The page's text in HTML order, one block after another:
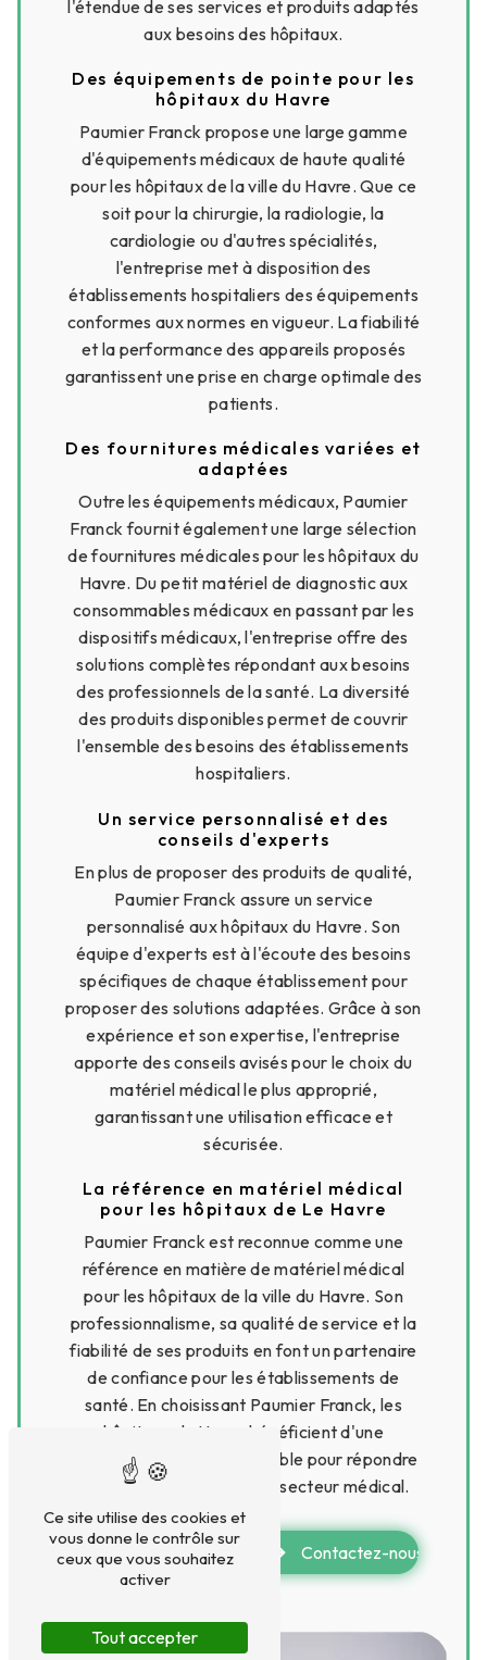
l'étendue de ses services et produits adaptés
aux besoins des hôpitaux.
Des équipements de pointe pour les
hôpitaux du Havre
Paumier Franck propose une large gamme
d'équipements médicaux de haute qualité
pour les hôpitaux de la ville du Havre. Que ce
soit pour la chirurgie, la radiologie, la
cardiologie ou d'autres spécialités,
l'entreprise met à disposition des
établissements hospitaliers des équipements
conformes aux normes en vigueur. La fiabilité
et la performance des appareils proposés
garantissent une prise en charge optimale des
patients.
Des fournitures médicales variées et
adaptées
Outre les équipements médicaux, Paumier
Franck fournit également une large sélection
de fournitures médicales pour les hôpitaux du
Havre. Du petit matériel de diagnostic aux
consommables médicaux en passant par les
dispositifs médicaux, l'entreprise offre des
solutions complètes répondant aux besoins
des professionnels de la santé. La diversité
des produits disponibles permet de couvrir
l'ensemble des besoins des établissements
hospitaliers.
Un service personnalisé et des
conseils d'experts
En plus de proposer des produits de qualité,
Paumier Franck assure un service
personnalisé aux hôpitaux du Havre. Son
équipe d'experts est à l'écoute des besoins
spécifiques de chaque établissement pour
proposer des solutions adaptées. Grâce à son
expérience et son expertise, l'entreprise
apporte des conseils avisés pour le choix du
matériel médical le plus approprié,
garantissant une utilisation efficace et
sécurisée.
La référence en matériel médical
pour les hôpitaux de Le Havre
Paumier Franck est reconnue comme une
référence en matière de matériel médical
pour les hôpitaux de la ville du Havre. Son
professionnalisme, sa qualité de service et la
fiabilité de ses produits en font un partenaire
de confiance pour les établissements de
santé. En choisissant Paumier Franck, les
hôpitaux du Havre bénéficient d'une
collaboration solide et durable pour répondre
aux exigences élevées du secteur médical.
En savoir plus Contactez-nous
Ce site utilise des cookies et
vous donne le contrôle sur
ceux que vous souhaitez
activer
Tout accepter